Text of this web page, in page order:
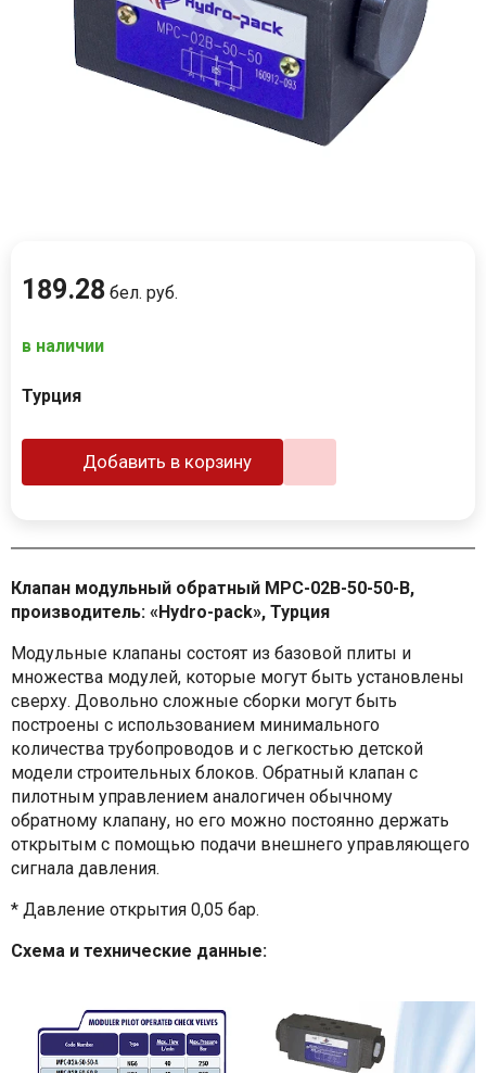
189.28 бел. руб.
в наличии
Турция
Добавить в корзину
Клапан модульный обратный MPC-02B-50-50-B,
производитель: «Hydro-pack», Турция
Модульные клапаны состоят из базовой плиты и
множества модулей, которые могут быть установлены
сверху. Довольно сложные сборки могут быть
построены с использованием минимального
количества трубопроводов и с легкостью детской
модели строительных блоков. Обратный клапан с
пилотным управлением аналогичен обычному
обратному клапану, но его можно постоянно держать
открытым с помощью подачи внешнего управляющего
сигнала давления.
* Давление открытия 0,05 бар.
Схема и технические данные: